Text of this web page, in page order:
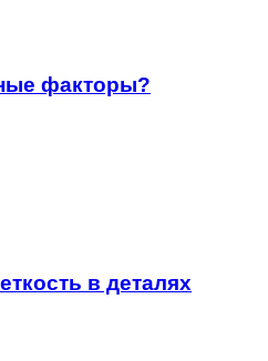
факторы?
в деталях